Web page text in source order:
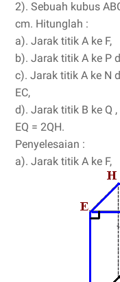
2). Sebuah kubus
cm. Hitunglah :
a). Jarak titik A ke F,
b). Jarak titik A ke P
c). Jarak titik A ke N
EC,
d). Jarak titik B ke Q
EQ = 2QH.
Penyelesaian :
a). Jarak titik A ke F,